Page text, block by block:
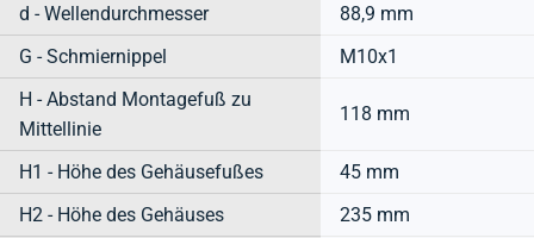
d - Wellendurchmesser
88,9 mm
G - Schmiernippel
M10x1
H - Abstand Montagefuß zu
Mittellinie
118 mm
H1 - Höhe des Gehäusefußes
45 mm
H2 - Höhe des Gehäuses
235 mm